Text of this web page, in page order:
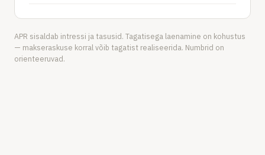
APR sisaldab intressi ja tasusid. Tagatisega laenamine on kohustus
— makseraskuse korral võib tagatist realiseerida. Numbrid on
orienteeruvad.